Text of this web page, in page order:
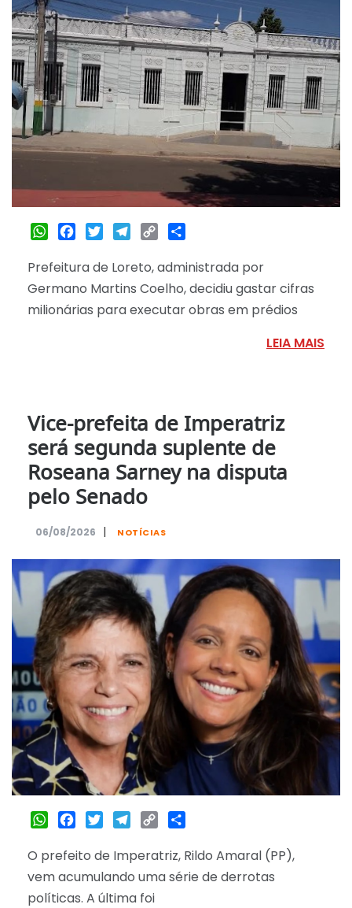
WhatsAppFacebook
Twitter Telegram
Copy
Prefeitura de Loreto, administrada por
Germano Martins Coelho, decidiu gastar cifras
milionárias para executar obras em prédios
LEIA MAIS
Vice-prefeita de Imperatriz
será segunda suplente de
Roseana Sarney na disputa
pelo Senado
06/08/2026 | NOTÍCIAS
WhatsAppFacebook
Twitter Telegram
Copy
O prefeito de Imperatriz, Rildo Amaral (PP),
vem acumulando uma série de derrotas
políticas. A última foi